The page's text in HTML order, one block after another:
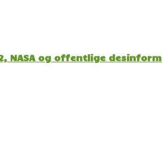
NASA og offentlige